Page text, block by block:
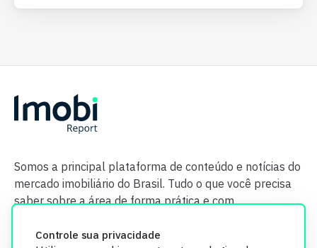
Controle sua privacidade
Somos a principal plataforma de conteúdo e notícias do
mercado imobiliário do Brasil. Tudo o que você precisa
saber sobre a área de forma prática e com